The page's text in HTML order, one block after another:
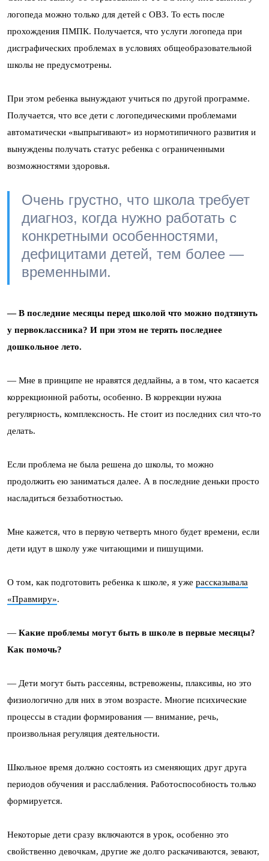
логопеда можно только для детей с ОВЗ. То есть после
прохождения ПМПК. Получается, что услуги логопеда при
дисграфических проблемах в условиях общеобразовательной
школы не предусмотрены.
При этом ребенка вынуждают учиться по другой программе.
Получается, что все дети с логопедическими проблемами
автоматически «выпрыгивают» из нормотипичного развития и
вынуждены получать статус ребенка с ограниченными
возможностями здоровья.
Очень грустно, что школа требует
диагноз, когда нужно работать с
конкретными особенностями,
дефицитами детей, тем более —
временными.
— В последние месяцы перед школой что можно подтянуть
у первоклассника? И при этом не терять последнее
дошкольное лето.
— Мне в принципе не нравятся дедлайны, а в том, что касается
коррекционной работы, особенно. В коррекции нужна
регулярность, комплексность. Не стоит из последних сил что-то
делать.
Если проблема не была решена до школы, то можно
продолжить ею заниматься далее. А в последние деньки просто
насладиться беззаботностью.
Мне кажется, что в первую четверть много будет времени, если
дети идут в школу уже читающими и пишущими.
О том, как подготовить ребенка к школе, я уже рассказывала
«Правмиру».
— Какие проблемы могут быть в школе в первые месяцы?
Как помочь?
— Дети могут быть рассеяны, встревожены, плаксивы, но это
физиологично для них в этом возрасте. Многие психические
процессы в стадии формирования — внимание, речь,
произвольная регуляция деятельности.
Школьное время должно состоять из сменяющих друг друга
периодов обучения и расслабления. Работоспособность только
формируется.
Некоторые дети сразу включаются в урок, особенно это
свойственно девочкам, другие же долго раскачиваются, зевают,